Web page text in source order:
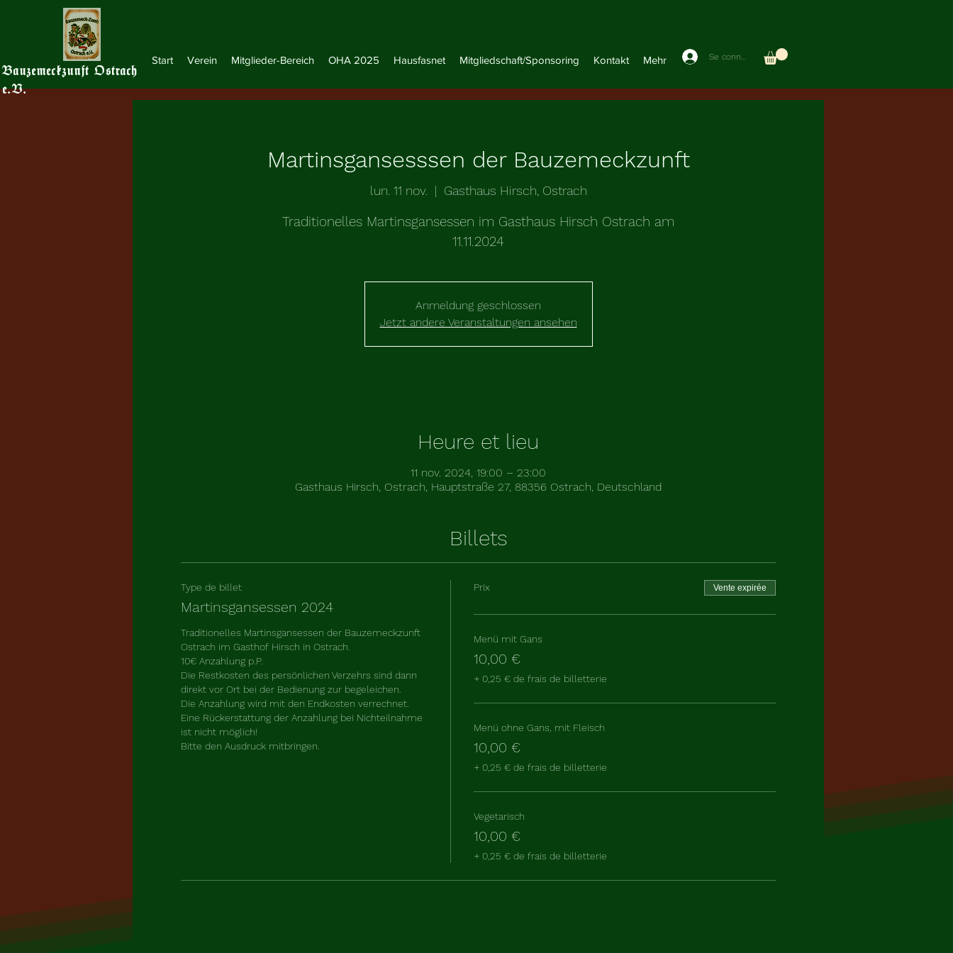
Bauzemeckzunft Ostrach
e.V.
Se connecter
Start Verein Mitglieder-Bereich OHA 2025 Hausfasnet Mitgliedschaft/Sponsoring Kontakt Mehr
Martinsgansesssen der Bauzemeckzunft
lun. 11 nov.
  |
Gasthaus Hirsch, Ostrach
Traditionelles Martinsgansessen im Gasthaus Hirsch Ostrach am
11.11.2024
Anmeldung geschlossen
Jetzt andere Veranstaltungen ansehen
Heure et lieu
11 nov. 2024, 19:00 – 23:00
Gasthaus Hirsch, Ostrach, Hauptstraße 27, 88356 Ostrach, Deutschland
Billets
Type de billet
Martinsgansessen 2024
Traditionelles Martinsgansessen der Bauzemeckzunft
Ostrach im Gasthof Hirsch in Ostrach.
10€ Anzahlung p.P.
Die Restkosten des persönlichen Verzehrs sind dann
direkt vor Ort bei der Bedienung zur begeleichen.
Die Anzahlung wird mit den Endkosten verrechnet.
Eine Rückerstattung der Anzahlung bei Nichteilnahme
ist nicht möglich!
Bitte den Ausdruck mitbringen.
Prix Vente expirée
Menü mit Gans
10,00 €
+ 0,25 € de frais de billetterie
Menü ohne Gans, mit Fleisch
10,00 €
+ 0,25 € de frais de billetterie
Vegetarisch
10,00 €
+ 0,25 € de frais de billetterie